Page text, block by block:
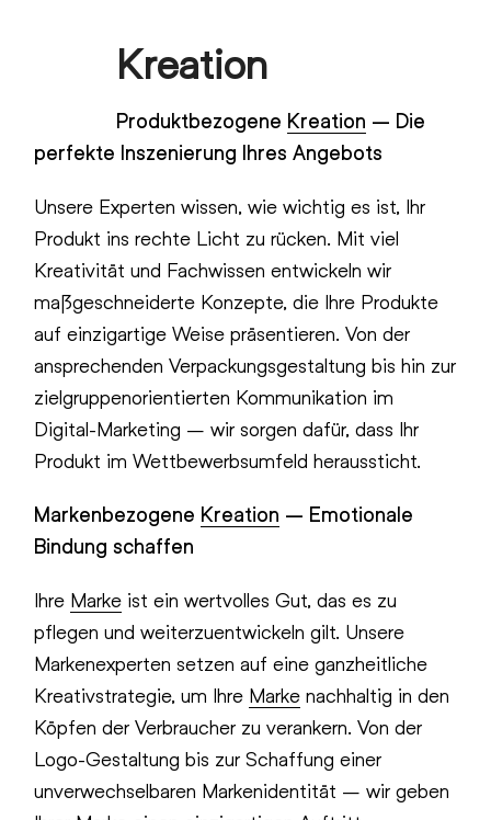
menu
menu
Kreation
Produktbezogene Kreation – Die
perfekte Inszenierung Ihres Angebots
Unsere Experten wissen, wie wichtig es ist, Ihr
Produkt ins rechte Licht zu rücken. Mit viel
Kreativität und Fachwissen entwickeln wir
maßgeschneiderte Konzepte, die Ihre Produkte
auf einzigartige Weise präsentieren. Von der
ansprechenden Verpackungsgestaltung bis hin zur
zielgruppenorientierten Kommunikation im
Digital-Marketing – wir sorgen dafür, dass Ihr
Produkt im Wettbewerbsumfeld heraussticht.
Markenbezogene Kreation – Emotionale
Bindung schaffen
Ihre Marke ist ein wertvolles Gut, das es zu
pflegen und weiterzuentwickeln gilt. Unsere
Markenexperten setzen auf eine ganzheitliche
Kreativstrategie, um Ihre Marke nachhaltig in den
Köpfen der Verbraucher zu verankern. Von der
Logo-Gestaltung bis zur Schaffung einer
unverwechselbaren Markenidentität – wir geben